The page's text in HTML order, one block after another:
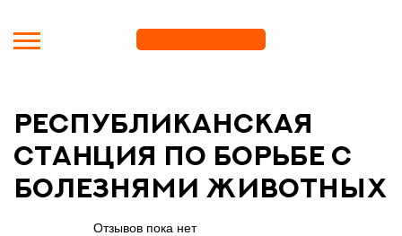
Республиканская
станция по борьбе с
болезнями животных
Отзывов пока нет